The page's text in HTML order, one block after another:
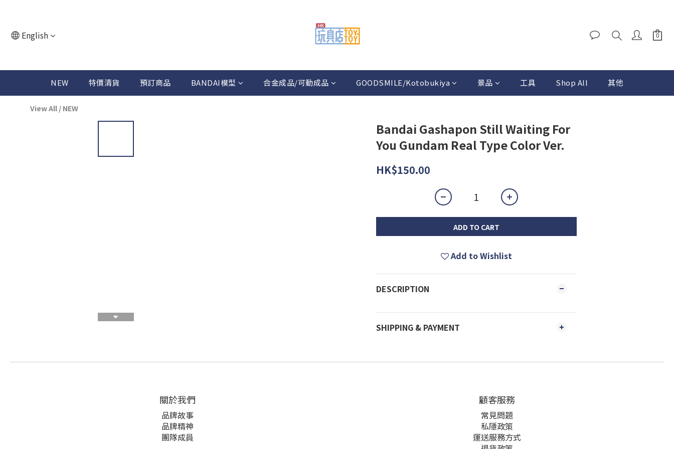
English
NEW 特價清貨 預訂商品 BANDAI模型 合金成品/可動成品 GOODSMILE/Kotobukiya 景品 工具 Shop All 其他
View All / NEW
Bandai Gashapon Still Waiting For
You Gundam Real Type Color Ver.
HK$150.00
ADD TO CART
Add to Wishlist
DESCRIPTION
SHIPPING & PAYMENT
關於我們
品牌故事
品牌精神
團隊成員
顧客服務
常見問題
私隱政策
運送服務方式